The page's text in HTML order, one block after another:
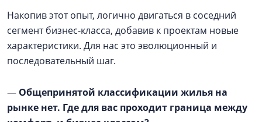
Накопив этот опыт, логично двигаться в соседний
сегмент бизнес-класса, добавив к проектам новые
характеристики. Для нас это эволюционный и
последовательный шаг.
— Общепринятой классификации жилья на
рынке нет. Где для вас проходит граница между